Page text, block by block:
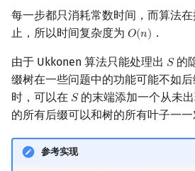
每一步都只消耗常数时间，而算法
止，所以时间复杂度为 𝑂(𝑛)
O(n) ．
由于 Ukkonen 算法只能处理出 𝑆
S的
缀树在一些问题中的功能可能不如
时，可以在 𝑆
S的末端添加一个从未
的所有后缀可以和树的所有叶子一一
参考实现